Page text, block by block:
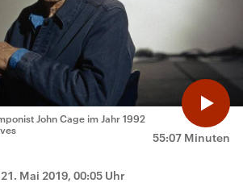
55:07 Minuten
John Cage im Jahr 1992
21. Mai 2019, 00:05 Uhr